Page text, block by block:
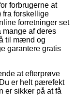
forbrugerne at
fra forskellige
forretninger set
af deres
til mænd og
garantere gratis
at efterprøve
er helt pærefekt
er sikker på at få